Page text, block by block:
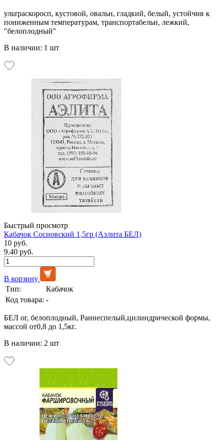
ультраскоросп, кустовой, овальн, гладкий, белый, устойчив к
пониженным температурам, транспортабельн, лежкий,
"белоплодный"
В наличии: 1 шт
Быстрый просмотр
Кабачок Сосновский 1,5гр (Аэлита БЕЛ)
10 руб.
9.40 руб.
В корзину
Тип:
Кабачок
Код товара: -
БЕЛ ог, белоплодный, Раннеспелый,цилиндрической формы,
массой от0,8 до 1,5кг.
В наличии: 2 шт